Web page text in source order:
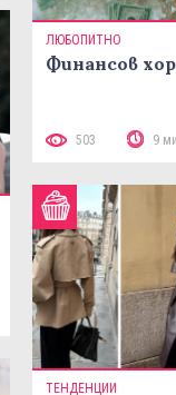
ЛЮБОПИТНО
Финансов
503 9
ТЕНДЕНЦИИ